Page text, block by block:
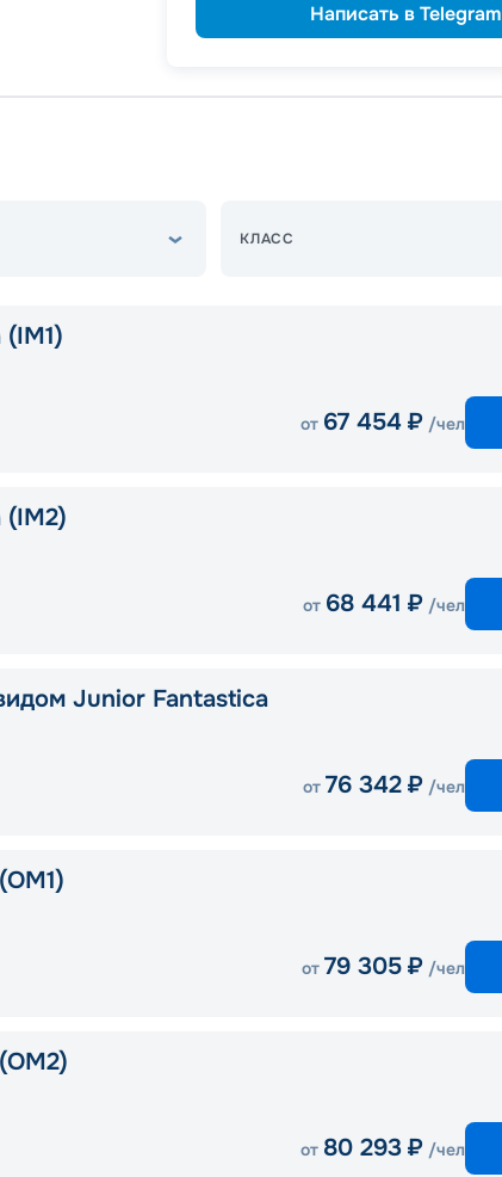
Написать в Telegram
КЛАСС
от 67 454 ₽ /чел
(IM2)
от 68 441 ₽ /чел
Junior Fantastica
от 76 342 ₽ /чел
от 79 305 ₽ /чел
от 80 293 ₽ /чел